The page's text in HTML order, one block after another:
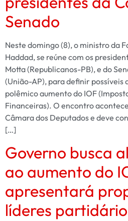
Senado
Neste domingo (8), o ministro da
Haddad, se reúne com os
Motta (Republicanos-PB), e do
(União-AP), para definir possíveis
polêmico aumento do IOF
Financeiras). O encontro
Câmara dos Deputados e deve
[…]
Governo busca
ao aumento do
apresentará
líderes